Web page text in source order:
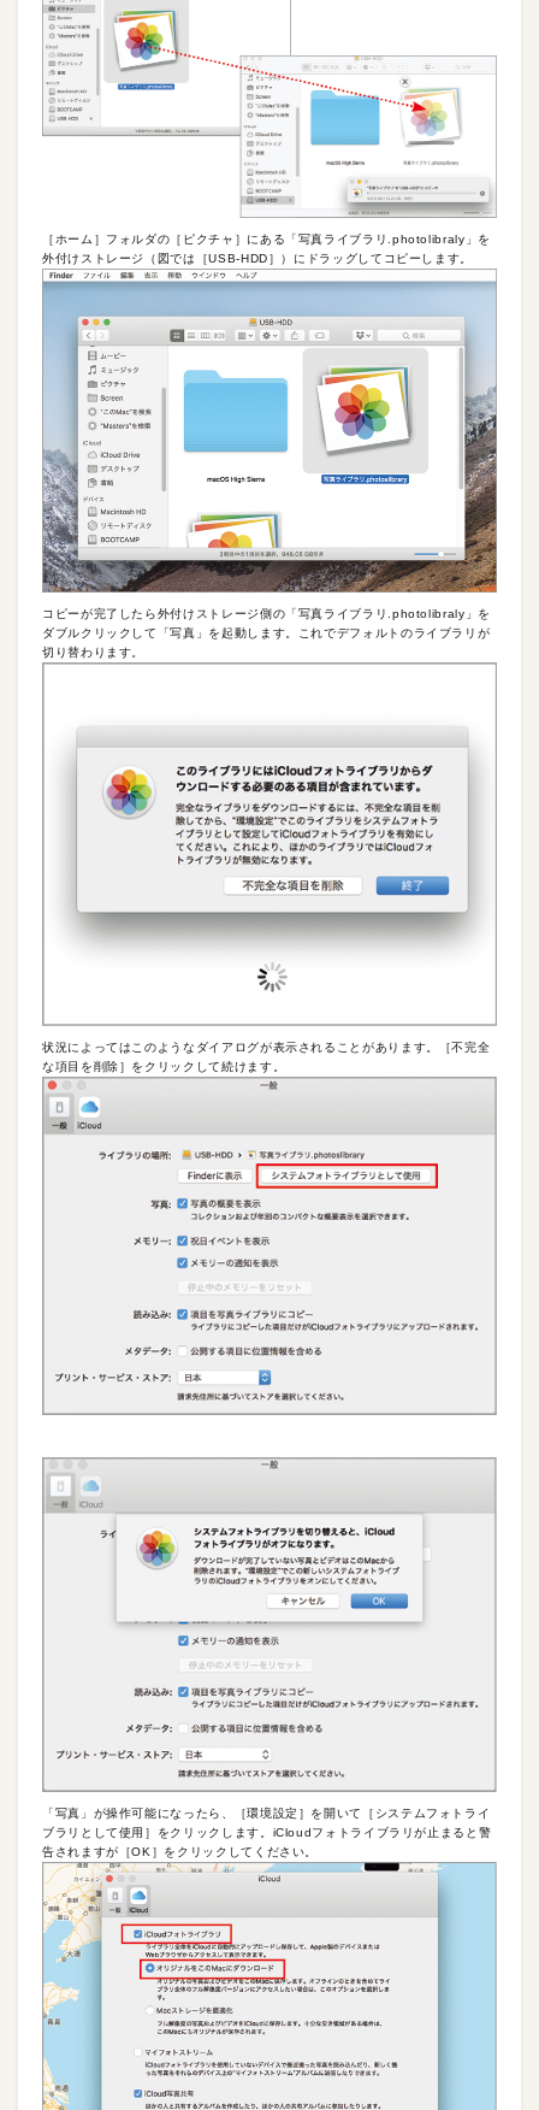
［ホーム］フォルダの［ピクチャ］にある「写真ライブラリ.photolibraly」を
外付けストレージ（図では［USB-HDD］）にドラッグしてコピーします。
コピーが完了したら外付けストレージ側の「写真ライブラリ.photolibraly」を
ダブルクリックして「写真」を起動します。これでデフォルトのライブラリが
切り替わります。
状況によってはこのようなダイアログが表示されることがあります。［不完全
な項目を削除］をクリックして続けます。
「写真」が操作可能になったら、［環境設定］を開いて［システムフォトライ
ブラリとして使用］をクリックします。iCloudフォトライブラリが止まると警
告されますが［OK］をクリックしてください。